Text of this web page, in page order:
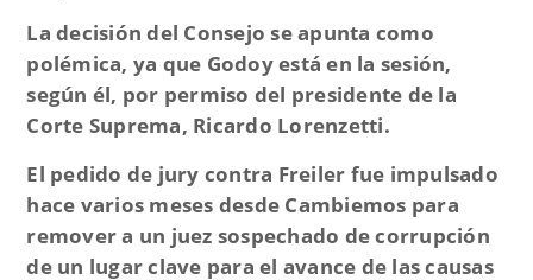
La decisión del Consejo se apunta como
polémica, ya que Godoy está en la sesión,
según él, por permiso del presidente de la
Corte Suprema, Ricardo Lorenzetti.
El pedido de jury contra Freiler fue impulsado
hace varios meses desde Cambiemos para
remover a un juez sospechado de corrupción
de un lugar clave para el avance de las causas